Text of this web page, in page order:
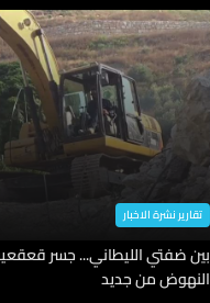
تقارير نشرة الاخبار
بين ضفتي الليطاني... جسر
النهوض من جديد